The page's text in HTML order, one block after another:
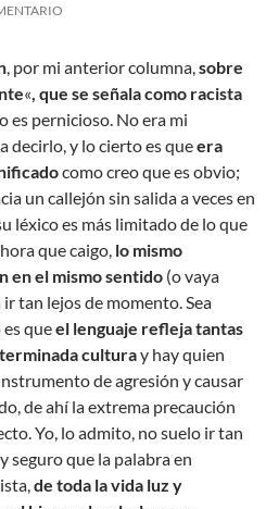
, por mi anterior columna,sobre
«, que se señala como racista
es pernicioso. No era mi
decirlo, y lo cierto es queera
como creo que es obvio;
un callejón sin salida a veces en
léxico es más limitado de lo que
que caigo, lo mismo
en el mismo sentido (o vaya
tan lejos de momento. Sea
queel lenguaje refleja tantas
culturay hay quien
de agresión y causar
de ahí la extrema precaución
Yo, lo admito, no suelo ir tan
seguro que la palabra en
de toda la vida luz y